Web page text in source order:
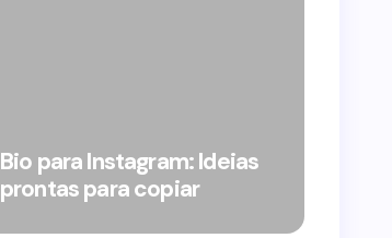
Bio para Instagram: Ideias
prontas para copiar